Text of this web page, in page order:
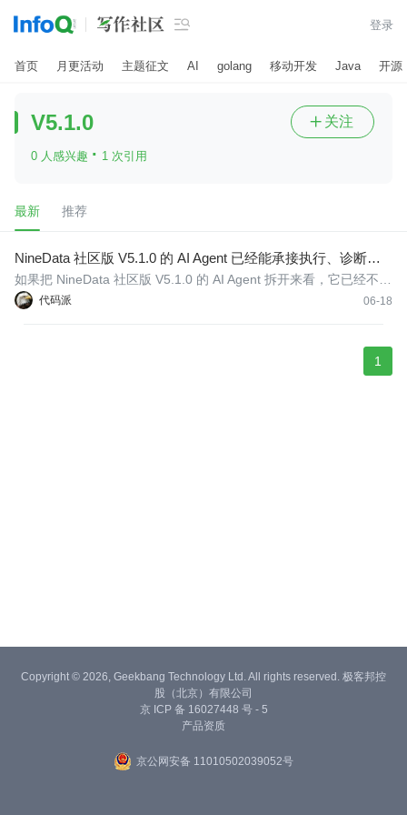
 登录
首页 月更活动 主题征文 AI golang 移动开发 Java 开源
V5.1.0
0 人感兴趣 · 1 次引用
 关注
最新 推荐
NineData 社区版 V5.1.0 的 AI Agent 已经能承接执行、诊断和
知识检索
代码派 06-18
如果把 NineData 社区版 V5.1.0 的 AI Agent 拆开来看，它已经不只
是一个回答数据库问题的聊天入口，而是形成了执行、诊断和知识
1
Copyright © 2026, Geekbang Technology Ltd. All rights reserved. 极客邦控
股（北京）有限公司
京 ICP 备 16027448 号 - 5
产品资质
京公网安备 11010502039052号